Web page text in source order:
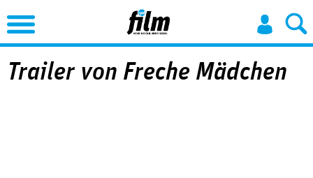
Jump to Navigation
Trailer von Freche Mädchen